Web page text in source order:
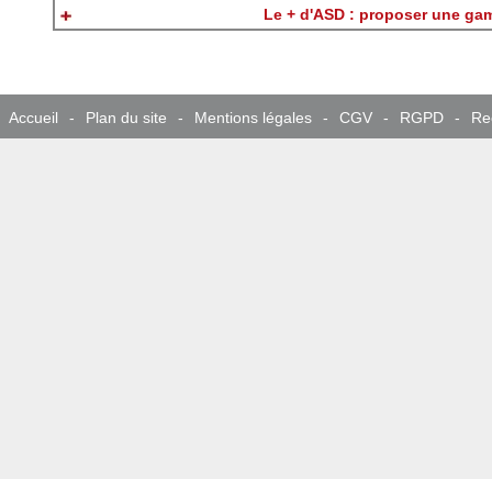
Le + d'ASD : proposer une
Accueil - Plan du site - Mentions légales - CGV - RGPD -